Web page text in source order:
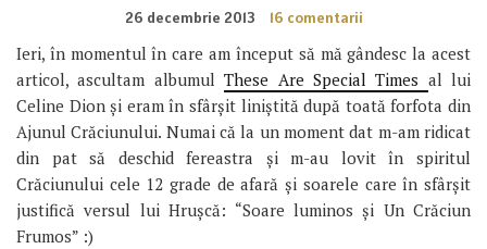
26 decembrie 2013 16 comentarii
Ieri, în momentul în care am început să mă gândesc la acest
articol, ascultam albumulThese Are Special Times al lui
Celine Dion și eram în sfârșit liniștită după toată forfota din
Ajunul Crăciunului. Numai că la un moment dat m-am ridicat
din pat să deschid fereastra și m-au lovit în spiritul
Crăciunului cele 12 grade de afară și soarele care în sfârșit
justifică versul lui Hrușcă: “Soare luminos și Un Crăciun
Frumos” :)